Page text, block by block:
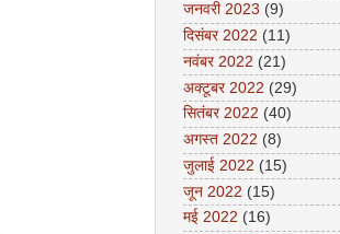
जनवरी 2023 (9)
दिसंबर 2022 (11)
नवंबर 2022 (21)
अक्टूबर 2022 (29)
सितंबर 2022 (40)
अगस्त 2022 (8)
जुलाई 2022 (15)
जून 2022 (15)
मई 2022 (16)